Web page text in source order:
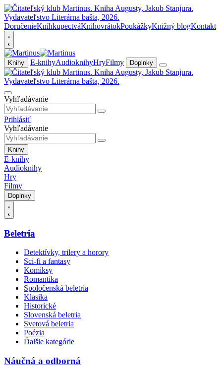
DoručenieKníhkupectváKnihovrátokPoukážkyKnižný blogKontakt
Knihy E-knihyAudioknihyHryFilmy Doplnky
Vyhľadávanie
Prihlásiť
Vyhľadávanie
Knihy
E-knihy
Audioknihy
Hry
Filmy
Doplnky
Beletria
Detektívky, trilery a horory
Sci-fi a fantasy
Komiksy
Romantika
Spoločenská beletria
Klasika
Historické
Slovenská beletria
Svetová beletria
Poézia
Ďalšie kategórie
Náučná a odborná